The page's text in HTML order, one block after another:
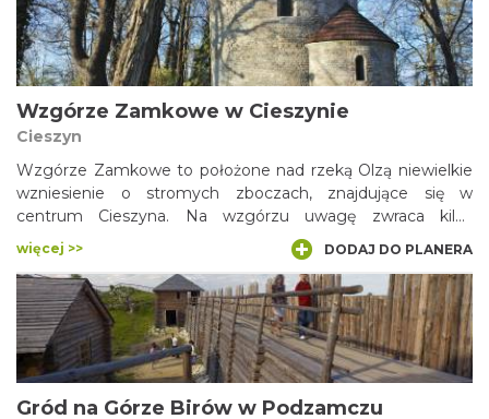
częściowo odbudowano w latach 60-tych wieku XX.
Budowla stanowi dziś siedzibę Centrum Kultury „Zamek w
Toszku”.
Wzgórze Zamkowe w Cieszynie
Cieszyn
Wzgórze Zamkowe to położone nad rzeką Olzą niewielkie
wzniesienie o stromych zboczach, znajdujące się w
centrum Cieszyna. Na wzgórzu uwagę zwraca kilka
zabytkowych budowli, wśród których najważniejsze to
pozostałości zamku książęcego, romańska rotunda św.
Mikołaja oraz klasycystyczny pałac Habsburgów. Obok
zabytków na terenie wzgórza leży romantyczny park z
drzewami, z których część stanowi pomniki przyrody.
więcej >> DODAJ DO PLANERA
Gród na Górze Birów w Podzamczu